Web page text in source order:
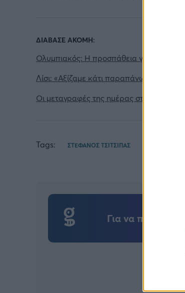
ΔΙΑΒΑΣΕ ΑΚΟΜΗ:
Ολυμπιακός: Η προσπάθεια για
Λίσι: «Αξίζαμε κάτι παραπάνω, έχουμε
Οι μεταγραφές της ημέρας στο μπάσκετ:
Tags: ΣΤΕΦΑΝΟΣ ΤΣΙΤΣΙΠΑΣ
Για να